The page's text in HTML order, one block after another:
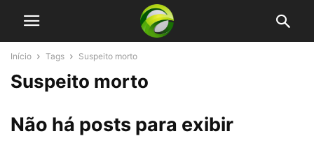
Início Tags Suspeito morto
Suspeito morto
Não há posts para exibir